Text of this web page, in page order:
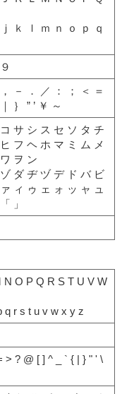
ｋ ｌ ｍ ｎ ｏ ｐ ｑ
－ ． ／ ： ； ＜ ＝
｝ ” ’ ￥ ～
サ シ ス セ ソ タ チ
フ ヘ ホ マ ミ ム メ
ヲ ン
ダ ヂ ヅ デ ド バ ビ
ィ ゥ ェ ォ ッ ャ ュ
」
N O P Q R S T U V W
q r s t u v w x y z
> ? @ [ ] ^ _ ` { | } " ' \